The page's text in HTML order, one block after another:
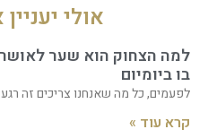
אולי
למה הצחוק הוא שער
בו ביומיום
לפעמים, כל מה שאנחנו צריכים זה
קרא עוד »